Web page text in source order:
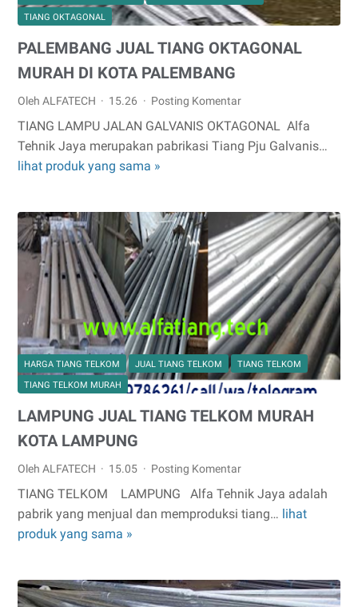
TIANG OKTAGONAL
PALEMBANG JUAL TIANG OKTAGONAL
MURAH DI KOTA PALEMBANG
Oleh ALFATECH 15.26 Posting Komentar
TIANG LAMPU JALAN GALVANIS OKTAGONAL Alfa
Tehnik Jaya merupakan pabrikasi Tiang Pju Galvanis…
lihat produk yang sama »
OKTAGONAL
MURAH
DI
KOTA
PALEMBANG
HARGA TIANG TELKOM JUAL TIANG TELKOM
TIANG TELKOM
TIANG TELKOM MURAH
LAMPUNG JUAL TIANG TELKOM MURAH
KOTA LAMPUNG
Oleh ALFATECH 15.05 Posting Komentar
TIANG TELKOM LAMPUNG Alfa Tehnik Jaya adalah
pabrik yang menjual dan memproduksi tiang… lihat
produk yang sama »
LAMPUNG
MURAH